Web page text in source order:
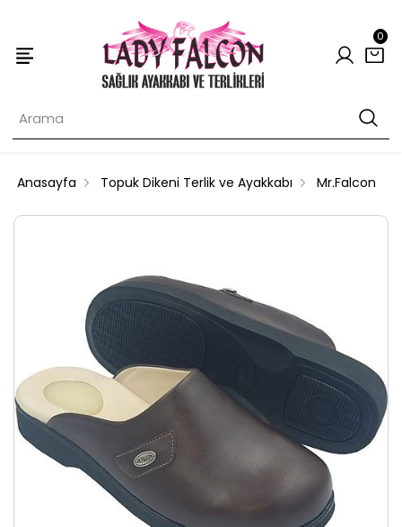
0
Anasayfa Topuk Dikeni Terlik ve Ayakkabı Mr.Falcon